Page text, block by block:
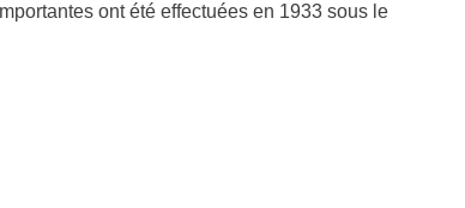
ont été effectuées en 1933 sous le